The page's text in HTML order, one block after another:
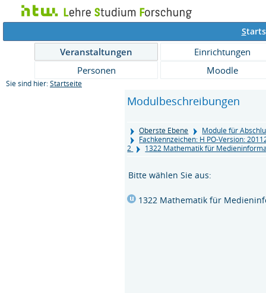
S
Veranstaltungen
Einrichtungen
Personen
Moodle
Sie sind hier: Startseite
Modulbeschreibungen
Oberste Ebene
Module für
Fachkennzeichen: H PO-Version:
2
1322 Mathematik für
Bitte wählen Sie aus:
1322 Mathematik für